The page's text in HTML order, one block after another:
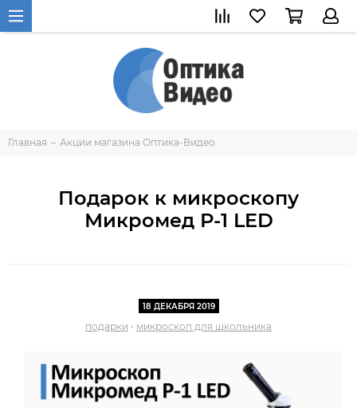
Главная Акции магазина Оптика-Видео
Подарок к микроскопу
Микромед Р-1 LED
18 ДЕКАБРЯ 2019
подарки • микроскоп для школьника